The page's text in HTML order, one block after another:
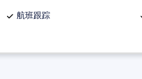
航班跟踪